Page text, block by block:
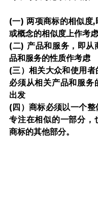
(一) 两项商标的相似度,
或概念的相似度上作考虑
(二) 产品和服务，即从
品和服务的性质作考虑
(三）相关大众和使用者
必须从相关产品和服务
出发
(四）商标必须以一个整
专注在相似的一部分，
商标的其他部分。